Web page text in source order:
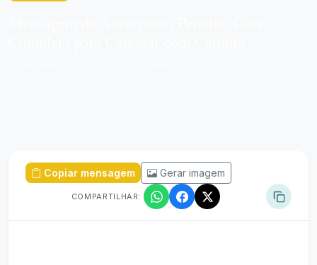
Copiar mensagem Gerar imagem
COMPARTILHAR: